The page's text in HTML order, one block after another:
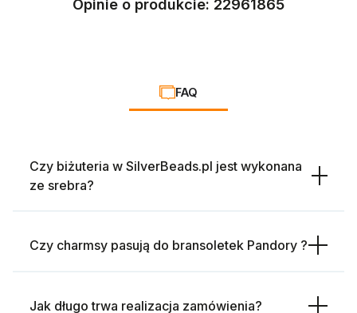
Opinie o produkcie: 22961865
FAQ
Czy biżuteria w SilverBeads.pl jest wykonana
ze srebra?
Czy charmsy pasują do bransoletek Pandory ?
Jak długo trwa realizacja zamówienia?